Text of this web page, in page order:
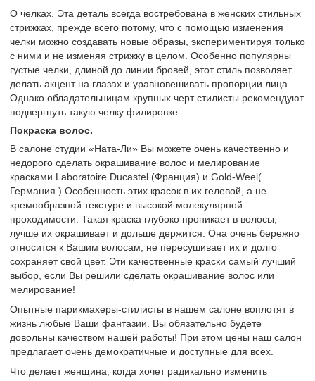
О челках. Эта деталь всегда востребована в женских стильных
стрижках, прежде всего потому, что с помощью изменения
челки можно создавать новые образы, экспериментируя только
с ними и не изменяя стрижку в целом. Особенно популярны
густые челки, длиной до линии бровей, этот стиль позволяет
делать акцент на глазах и уравновешивать пропорции лица.
Однако обладательницам крупных черт стилисты рекомендуют
подвергнуть такую челку филировке.
Покраска волос.
В салоне студии «Ната-Ли» Вы можете очень качественно и
недорого сделать окрашивание волос и мелирование
красками Laboratoire Ducastel (Франция) и Gold-Weel(
Германия.) Особенность этих красок в их гелевой, а не
кремообразной текстуре и высокой молекулярной
проходимости. Такая краска глубоко проникает в волосы,
лучше их окрашивает и дольше держится. Она очень бережно
относится к Вашим волосам, не пересушивает их и долго
сохраняет свой цвет. Эти качественные краски самый лучший
выбор, если Вы решили сделать окрашивание волос или
мелирование!
Опытные парикмахеры-стилисты в нашем салоне воплотят в
жизнь любые Ваши фантазии. Вы обязательно будете
довольны качеством нашей работы! При этом цены наш салон
предлагает очень демократичные и доступные для всех.
Что делает женщина, когда хочет радикально изменить